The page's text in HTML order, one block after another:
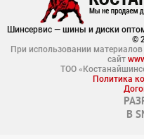
Шинсервис — шины и диски
©
При использовании
сайт
ТОО
Политика
В